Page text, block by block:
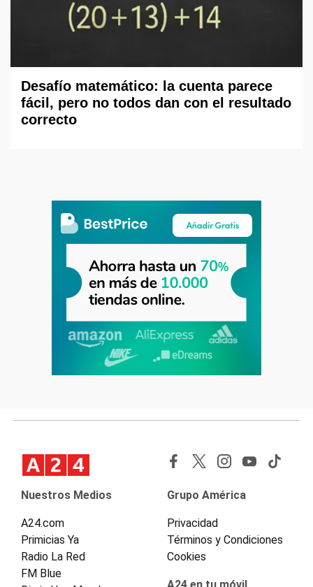
Desafío matemático: la cuenta parece
fácil, pero no todos dan con el resultado
correcto
Nuestros Medios
A24.com
Primicias Ya
Radio La Red
FM Blue
Grupo América
Privacidad
Términos y Condiciones
Cookies